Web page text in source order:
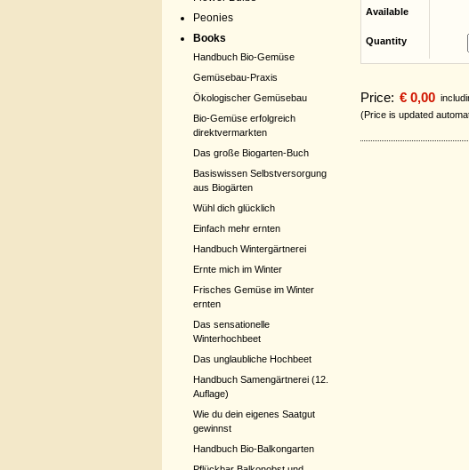
Peonies
Books
Handbuch Bio-Gemüse
Gemüsebau-Praxis
Ökologischer Gemüsebau
Bio-Gemüse erfolgreich
direktvermarkten
Das große Biogarten-Buch
Basiswissen Selbstversorgung
aus Biogärten
Wühl dich glücklich
Einfach mehr ernten
Handbuch Wintergärtnerei
Ernte mich im Winter
Frisches Gemüse im Winter
ernten
Das sensationelle
Winterhochbeet
Das unglaubliche Hochbeet
Handbuch Samengärtnerei (12.
Auflage)
Wie du dein eigenes Saatgut
gewinnst
Handbuch Bio-Balkongarten
Available
Quantity
Price: € 0,00
(Price is updated